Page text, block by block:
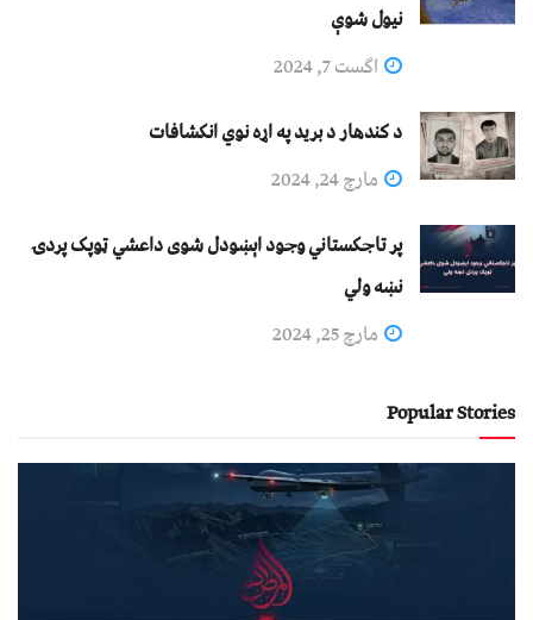
نيول شوې
اگست 7, 2024
د کندهار د برید په اړه نوي انکشافات
مارچ 24, 2024
پر تاجکستاني وجود اېښودل شوی داعشي ټوپک پردۍ
نښه ولي
مارچ 25, 2024
Popular Stories